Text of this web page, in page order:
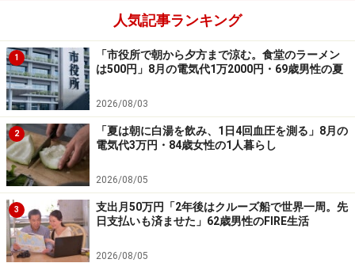
本記事の内容は一般的な情報提供を目的としており、特定の金融
投資や資産運用に関する最終的なご判断はご自身の責任において
行ってください。
掲載情報の正確性・完全性については十分に配慮しております
が、その内容を保証するものではなく、これに基づく損失・損害
などについて当社は一切の責任を負いません。
最新の情報や詳細については、必ず各金融機関やサービス提供者
の公式情報をご確認ください。
【編集部からのお知らせ】
・「家計」について、 アンケート（2026/8/31まで）
中です！
※抽選で20名にAmazonギフト券1000円分プレゼント
※謝礼付きの限定アンケートやモニター企画に参加が可能に
なります
人気記事ランキング
1
「市役所で朝から夕方まで涼む。食堂のラーメン
は500円」8月の電気代1万2000円・69歳男性の夏
2026/08/03
2
「夏は朝に白湯を飲み、1日4回血圧を測る」8月の
電気代3万円・84歳女性の1人暮らし
2026/08/05
3
支出月50万円「2年後はクルーズ船で世界一周。先
日支払いも済ませた」62歳男性のFIRE生活
2026/08/05